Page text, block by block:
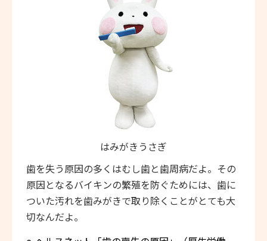
はみがきうさぎ
歯を失う原因の多くはむし歯と歯周病だよ。その
原因となるバイキンの繁殖を防ぐためには、歯に
ついた汚れを歯みがきで取り除くことがとても大
切なんだよ。